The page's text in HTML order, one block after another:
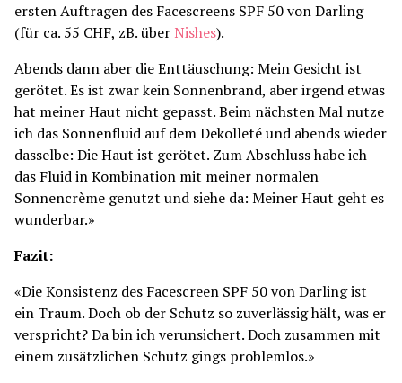
ersten Auftragen des Facescreens SPF 50 von Darling
(für ca. 55 CHF, zB. über Nishes).
Abends dann aber die Enttäuschung: Mein Gesicht ist
gerötet. Es ist zwar kein Sonnenbrand, aber irgend etwas
hat meiner Haut nicht gepasst. Beim nächsten Mal nutze
ich das Sonnenfluid auf dem Dekolleté und abends wieder
dasselbe: Die Haut ist gerötet. Zum Abschluss habe ich
das Fluid in Kombination mit meiner normalen
Sonnencrème genutzt und siehe da: Meiner Haut geht es
wunderbar.»
Fazit:
«Die Konsistenz des Facescreen SPF 50 von Darling ist
ein Traum. Doch ob der Schutz so zuverlässig hält, was er
verspricht? Da bin ich verunsichert. Doch zusammen mit
einem zusätzlichen Schutz gings problemlos.»